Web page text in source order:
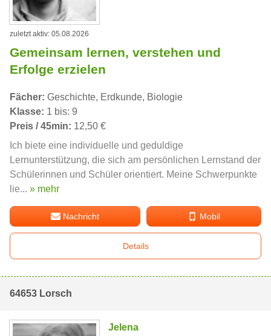
zuletzt aktiv: 05.08.2026
Gemeinsam lernen, verstehen und
Erfolge erzielen
Fächer: Geschichte, Erdkunde, Biologie
Klasse: 1 bis: 9
Preis / 45min: 12,50 €
Ich biete eine individuelle und geduldige
Lernunterstützung, die sich am persönlichen Lernstand der
Schülerinnen und Schüler orientiert. Meine Schwerpunkte
lie... » mehr
Nachricht Mobil
Details
64653 Lorsch
Jelena